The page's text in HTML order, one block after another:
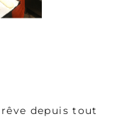
rêve depuis tout